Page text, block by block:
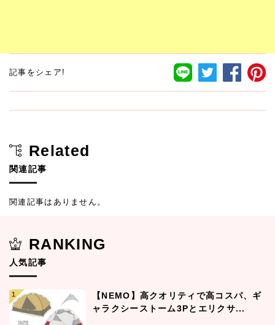
記事をシェア!
Related
関連記事
関連記事はありません。
RANKING
人気記事
【NEMO】高クオリティで高コスパ、ギ
ャラクシーストーム3Pとエリクサ...